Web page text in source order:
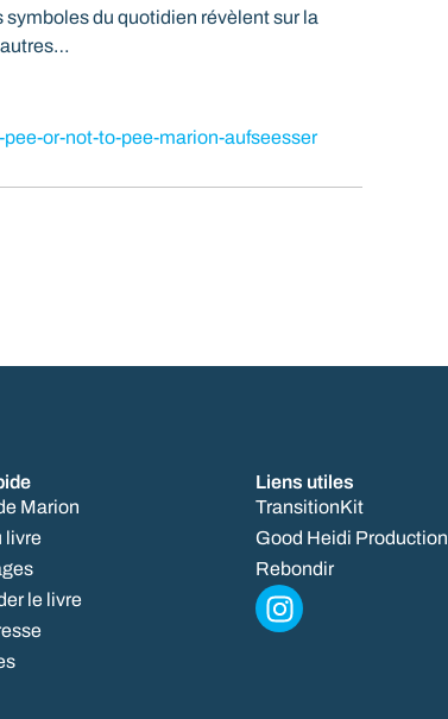
symboles du quotidien révèlent sur la
autres…
or-not-to-pee-marion-aufseesser
Marion
livre
le livre
Liens utiles
TransitionKit
Good Heidi Production
Rebondir